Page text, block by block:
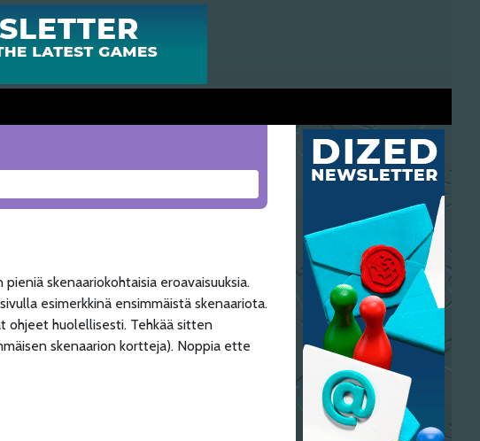
skenaariokohtaisia eroavaisuuksia.
esimerkkinä ensimmäistä skenaariota.
ohjeet huolellisesti. Tehkää sitten
skenaarion kortteja). Noppia ette